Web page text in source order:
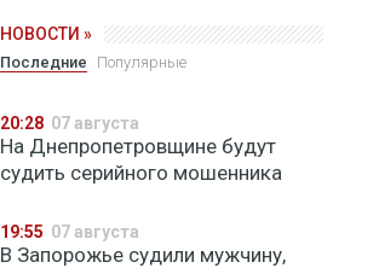
НОВОСТИ »
Последние Популярные
20:28 07 августа
На Днепропетровщине будут
судить серийного мошенника
19:55 07 августа
В Запорожье судили мужчину,